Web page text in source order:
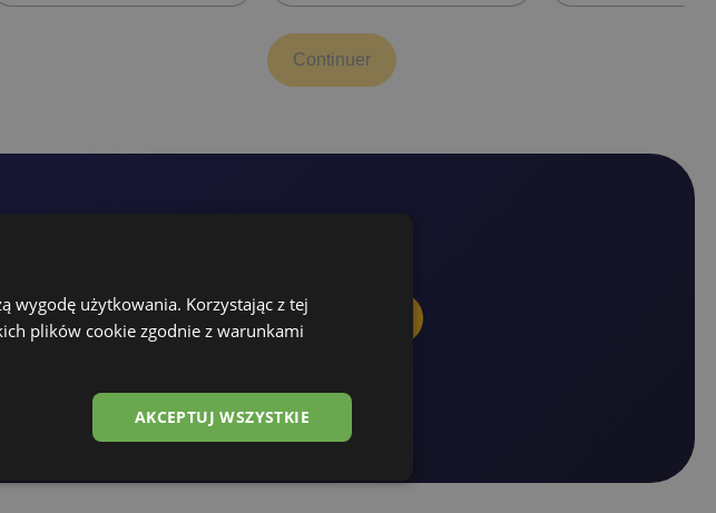
Continuer
Appelez-nous +48 690 512 414
wygodę użytkowania. Korzystając z tej
plików cookie zgodnie z warunkami
AKCEPTUJ WSZYSTKIE